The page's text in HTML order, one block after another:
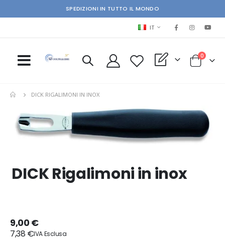
SPEDIZIONI IN TUTTO IL MONDO
LINGUA
IT
My Quote Cart
0elementi
DICK RIGALIMONI IN INOX
the
images
DICK Rigalimoni in inox
9,00 €
7,38 €